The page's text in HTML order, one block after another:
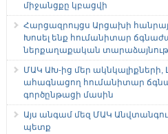
միջանցքը կբացվի
Հարցազրույցս Արցախի
Խոսել ենք հումանիտար
ներքաղաքական
ՄԱԿ ԱԽ-ից մեր ակնկալիքների,
ահագնացող հումանիտար
գործընթացի մասին
Այս անգամ մեզ ՄԱԿ
պետք